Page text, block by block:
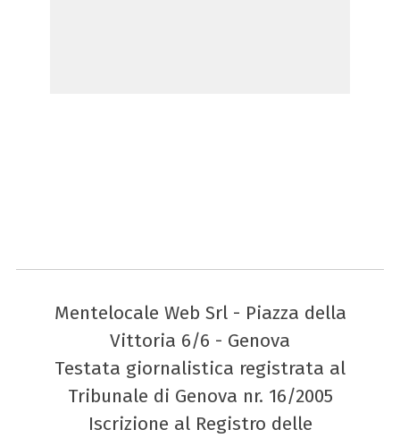
Mentelocale Web Srl - Piazza della
Vittoria 6/6 - Genova
Testata giornalistica registrata al
Tribunale di Genova nr. 16/2005
Iscrizione al Registro delle